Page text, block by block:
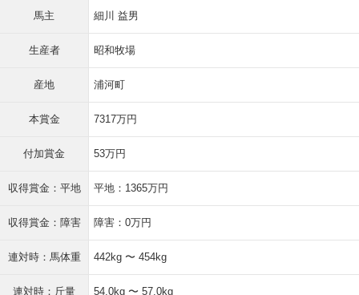
馬主 細川 益男
生産者 昭和牧場
産地 浦河町
本賞金 7317万円
付加賞金 53万円
収得賞金：平地 平地：1365万円
収得賞金：障害 障害：0万円
連対時：馬体重 442kg 〜 454kg
連対時：斤量 54.0kg 〜 57.0kg